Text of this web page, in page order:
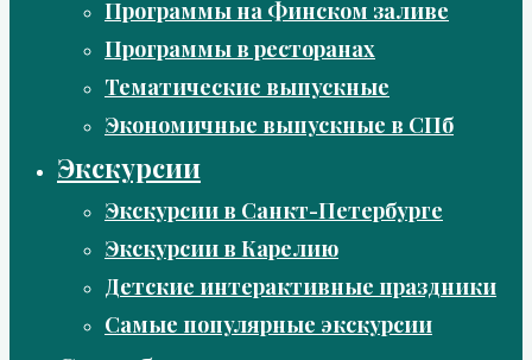
Программы на Финском заливе
Программы в ресторанах
Тематические выпускные
Экономичные выпускные в СПб
Экскурсии
Экскурсии в Санкт-Петербурге
Экскурсии в Карелию
Детские интерактивные праздники
Самые популярные экскурсии